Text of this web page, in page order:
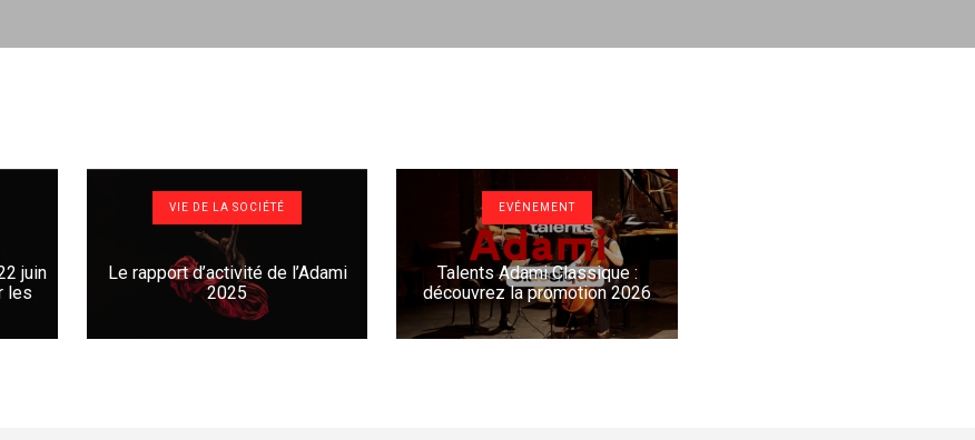
juin
les
VIE DE LA SOCIÉTÉ
Le rapport d’activité de l’Adami
2025
EVÉNEMENT
Talents Adami Classique :
découvrez la promotion 2026